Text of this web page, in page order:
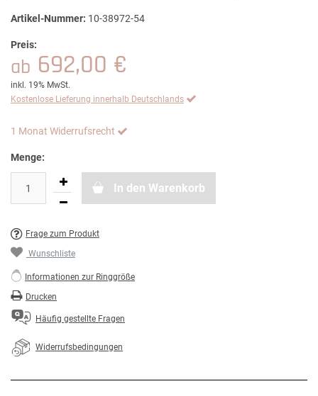
Artikel-Nummer: 10-38972-54
Preis:
ab 692,00 €
inkl. 19% MwSt.
Kostenlose Lieferung innerhalb Deutschlands
1 Monat Widerrufsrecht
Menge:
In den Warenkorb
Frage zum Produkt
Wunschliste
Informationen zur Ringgröße
Drucken
Häufig gestellte Fragen
Widerrufsbedingungen